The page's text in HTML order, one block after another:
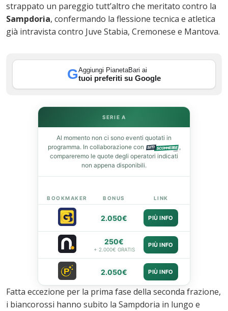
strappato un pareggio tutt’altro che meritato contro la
Sampdoria, confermando la flessione tecnica e atletica
già intravista contro Juve Stabia, Cremonese e Mantova.
GAggiungi PianetaBari ai
tuoi preferiti su Google
SERIE A
Al momento non ci sono eventi quotati in
programma. In collaborazione con
,
compareremo le quote degli operatori indicati
non appena disponibili.
BOOKMAKER BONUS LINK
2.050€ PIÙ INFO
250€
+ 2.000€ GRATIS
PIÙ INFO
2.050€ PIÙ INFO
Fatta eccezione per la prima fase della seconda frazione,
i biancorossi hanno subito la Sampdoria in lungo e